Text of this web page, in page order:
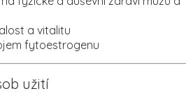
a vitalitu
fytoestrogenu
užití